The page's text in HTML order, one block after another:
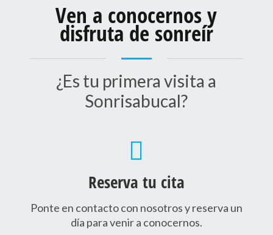
Ven a conocernos y
disfruta de sonreír
¿Es tu primera visita a
Sonrisabucal?
Reserva tu cita
Ponte en contacto con nosotros y reserva un
día para venir a conocernos.